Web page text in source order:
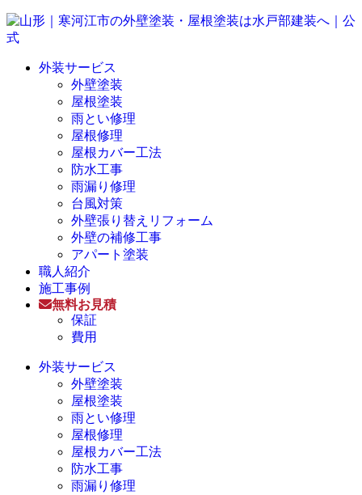
外装サービス
外壁塗装
屋根塗装
雨とい修理
屋根修理
屋根カバー工法
防水工事
雨漏り修理
台風対策
外壁張り替えリフォーム
外壁の補修工事
アパート塗装
職人紹介
施工事例
無料お見積
保証
費用
外装サービス
外壁塗装
屋根塗装
雨とい修理
屋根修理
屋根カバー工法
防水工事
雨漏り修理